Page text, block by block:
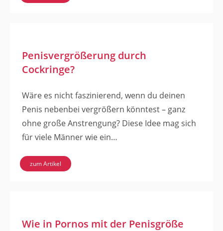
Penisvergrößerung durch
Cockringe?
Wäre es nicht faszinierend, wenn du deinen
Penis nebenbei vergrößern könntest – ganz
ohne große Anstrengung? Diese Idee mag sich
für viele Männer wie ein…
zum Artikel
Wie in Pornos mit der Penisgröße